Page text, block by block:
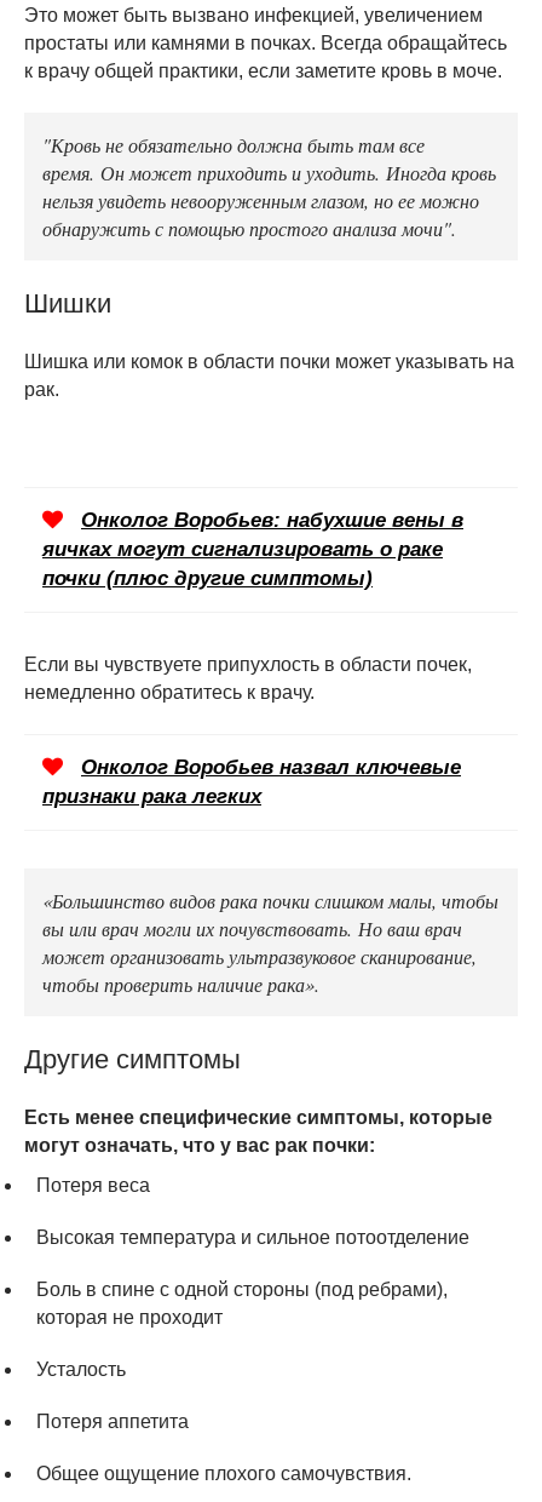
Это может быть вызвано инфекцией, увеличением
простаты или камнями в почках. Всегда обращайтесь
к врачу общей практики, если заметите кровь в моче.
"Кровь не обязательно должна быть там все
время. Он может приходить и уходить. Иногда кровь
нельзя увидеть невооруженным глазом, но ее можно
обнаружить с помощью простого анализа мочи".
Шишки
Шишка или комок в области почки может указывать на
рак.
Онколог Воробьев: набухшие вены в
яичках могут сигнализировать о раке
почки (плюс другие симптомы)
Если вы чувствуете припухлость в области почек,
немедленно обратитесь к врачу.
Онколог Воробьев назвал ключевые
признаки рака легких
«Большинство видов рака почки слишком малы, чтобы
вы или врач могли их почувствовать. Но ваш врач
может организовать ультразвуковое сканирование,
чтобы проверить наличие рака».
Другие симптомы
Есть менее специфические симптомы, которые
могут означать, что у вас рак почки:
Потеря веса
Высокая температура и сильное потоотделение
Боль в спине с одной стороны (под ребрами),
которая не проходит
Усталость
Потеря аппетита
Общее ощущение плохого самочувствия.